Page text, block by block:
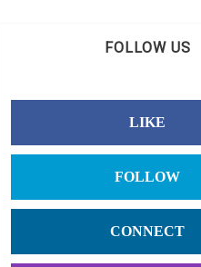
FOLLOW US
LIKE
FOLLOW
CONNECT